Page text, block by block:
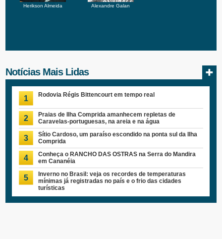
Herikson Almeida Alexandre Galan
Notícias Mais Lidas
1 Rodovia Régis Bittencourt em tempo real
2
Praias de Ilha Comprida amanhecem repletas de
Caravelas-portuguesas, na areia e na água
3
Sítio Cardoso, um paraíso escondido na ponta sul da Ilha
Comprida
4
Conheça o RANCHO DAS OSTRAS na Serra do Mandira
em Cananéia
5
Inverno no Brasil: veja os recordes de temperaturas
mínimas já registradas no país e o frio das cidades
turísticas